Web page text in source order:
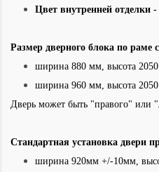
Цвет внутренней отделки
Размер дверного блока по раме
ширина 880 мм, высота
ширина 960 мм, высота
Дверь может быть "правого" или
Стандартная установка двери
ширина 920мм +/-10мм,